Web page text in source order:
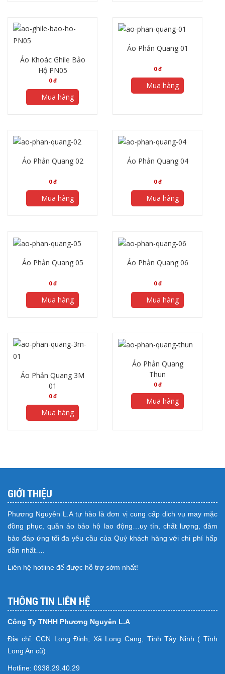
Áo Khoác Ghile Bảo
Hộ PN05
0đ
Mua hàng
Áo Phản Quang 01
0đ
Mua hàng
Áo Phản Quang 02
0đ
Mua hàng
Áo Phản Quang 04
0đ
Mua hàng
Áo Phản Quang 05
0đ
Mua hàng
Áo Phản Quang 06
0đ
Mua hàng
Áo Phản Quang 3M
01
0đ
Mua hàng
Áo Phản Quang
Thun
0đ
Mua hàng
GIỚI THIỆU
Phương Nguyên L.A tự hào là đơn vị cung cấp dịch vụ may mặc
đồng phục, quần áo bảo hộ lao động…uy tín, chất lượng, đảm
bảo đáp ứng tối đa yêu cầu của Quý khách hàng với chi phí hấp
dẫn nhất….
Liên hệ hotline để được hỗ trợ sớm nhất!
THÔNG TIN LIÊN HỆ
Công Ty TNHH Phương Nguyên L.A
Địa chỉ: CCN Long Định, Xã Long Cang, Tỉnh Tây Ninh ( Tỉnh
Long An cũ)
Hotline: 0938.29.40.29